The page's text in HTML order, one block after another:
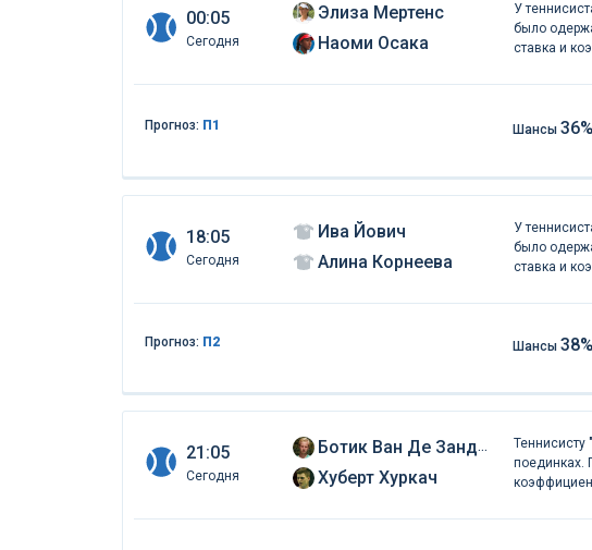
00:05
Сегодня
Элиза Мертенс
Наоми Осака
У
было
ставка и
Прогноз: П1 Шансы36%
18:05
Сегодня
Ива Йович
Алина Корнеева
У
было
ставка и
Прогноз: П2 Шансы38%
21:05
Сегодня
Ботик Ван Де Зандшульп
Хуберт Хуркач
Теннисисту
поединках.